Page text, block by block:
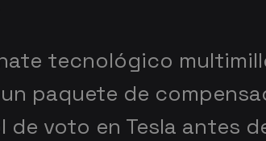
tecnológico
paquete de
de voto en Tesla antes